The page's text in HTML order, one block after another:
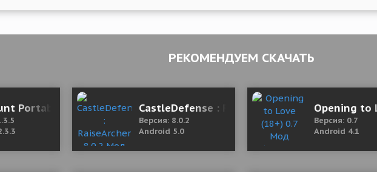
РЕКОМЕНДУЕМ СКАЧАТЬ
Portable 1.3.5 (Mod Money)CastleDefense : RaiseArcher 8.0.2 Мод (полная
Версия: 8.0.2
Android 5.0
Opening to
Версия: 0.7
Android 4.1